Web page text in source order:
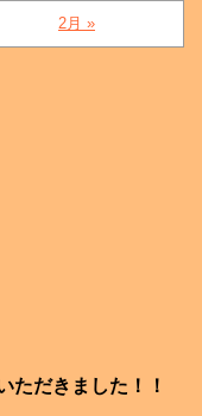
2月 »
ただきました！！